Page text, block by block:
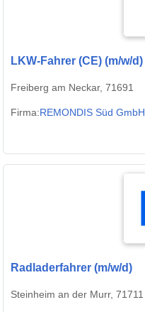
LKW-Fahrer (CE) (m/w/d)
Freiberg am Neckar, 71691
Firma:REMONDIS Süd GmbH
Radladerfahrer (m/w/d)
Steinheim an der Murr, 71711